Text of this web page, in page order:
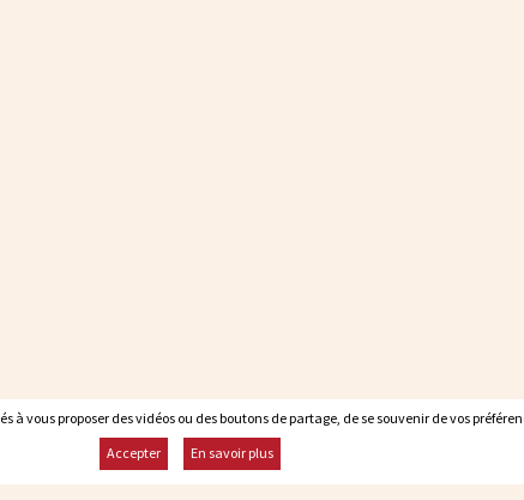
vous proposer des vidéos ou des boutons de partage, de se souvenir de vos
Accepter
En savoir plus
vous proposer des vidéos ou des boutons de partage, de se souvenir de vos
Accepter
En savoir plus